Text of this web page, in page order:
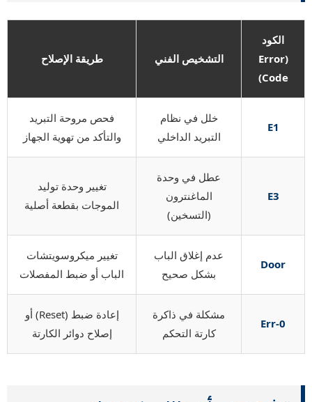
الكود
(Error
Code)
التشخيص الفني طريقة الإصلاح
E1
خلل في نظام
التبريد الداخلي
فحص مروحة التبريد
والتأكد من تهوية الجهاز
E3
عطل في وحدة
الماغنترون
(التسخين)
تغيير وحدة توليد
الموجات بقطعة أصلية
Door
عدم إغلاق الباب
بشكل صحيح
تغيير ميكروسويتشات
الباب أو ضبط المفصلات
Err-0
مشكلة في ذاكرة
كارتة التحكم
إعادة ضبط (Reset) أو
إصلاح دوائر الكارتة